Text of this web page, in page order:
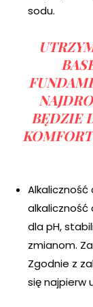
sodu.
BĘDZIE
Alkaliczność
alkaliczność
dla pH,
zmianom.
Zgodnie z
się najpierw